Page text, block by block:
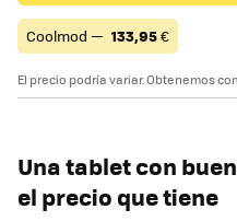
Coolmod — 133,95€
El precio podría variar. Obtenemos
Una tablet con
el precio que tiene